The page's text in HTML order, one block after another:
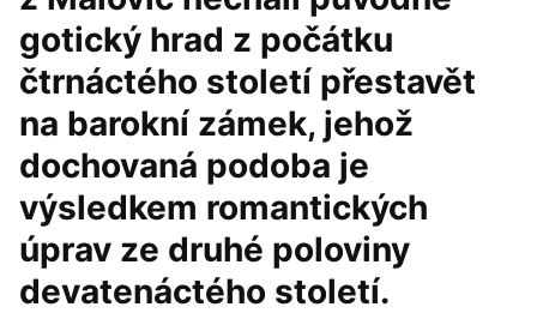
gotický hrad z počátku
čtrnáctého století přestavět
na barokní zámek, jehož
dochovaná podoba je
výsledkem romantických
úprav ze druhé poloviny
devatenáctého století.